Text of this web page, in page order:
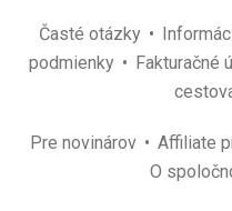
Časté otázky
podmienky
Fakturačné
Pre novinárov Affiliate
O